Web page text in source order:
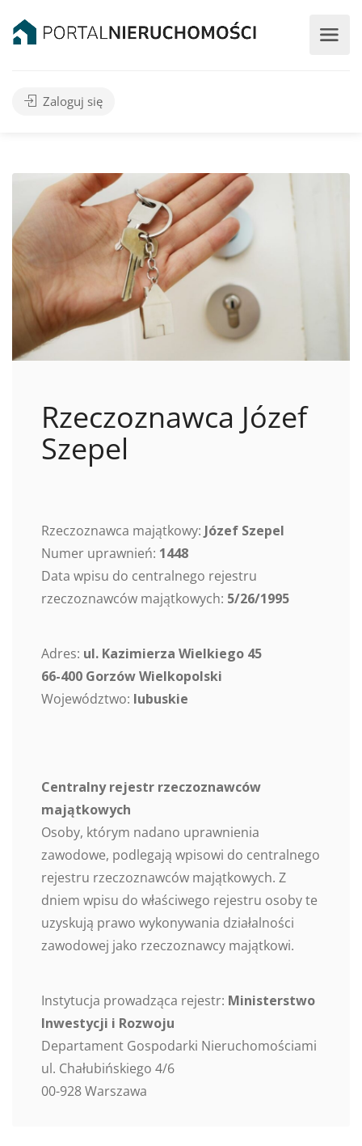
Zaloguj się
Rzeczoznawca Józef
Szepel
Rzeczoznawca majątkowy: Józef Szepel
Numer uprawnień: 1448
Data wpisu do centralnego rejestru
rzeczoznawców majątkowych: 5/26/1995
Adres: ul. Kazimierza Wielkiego 45
66-400 Gorzów Wielkopolski
Województwo: lubuskie
Centralny rejestr rzeczoznawców
majątkowych
Osoby, którym nadano uprawnienia
zawodowe, podlegają wpisowi do centralnego
rejestru rzeczoznawców majątkowych. Z
dniem wpisu do właściwego rejestru osoby te
uzyskują prawo wykonywania działalności
zawodowej jako rzeczoznawcy majątkowi.
Instytucja prowadząca rejestr: Ministerstwo
Inwestycji i Rozwoju
Departament Gospodarki Nieruchomościami
ul. Chałubińskiego 4/6
00-928 Warszawa